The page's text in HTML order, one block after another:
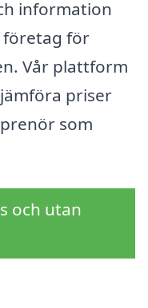
information
företag för
Vår plattform
priser
som
och utan